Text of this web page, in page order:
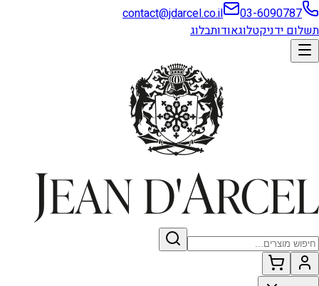
03-6090787
contact@jdarcel.co.il
תשלום ידניקטלוגאודותבלוג